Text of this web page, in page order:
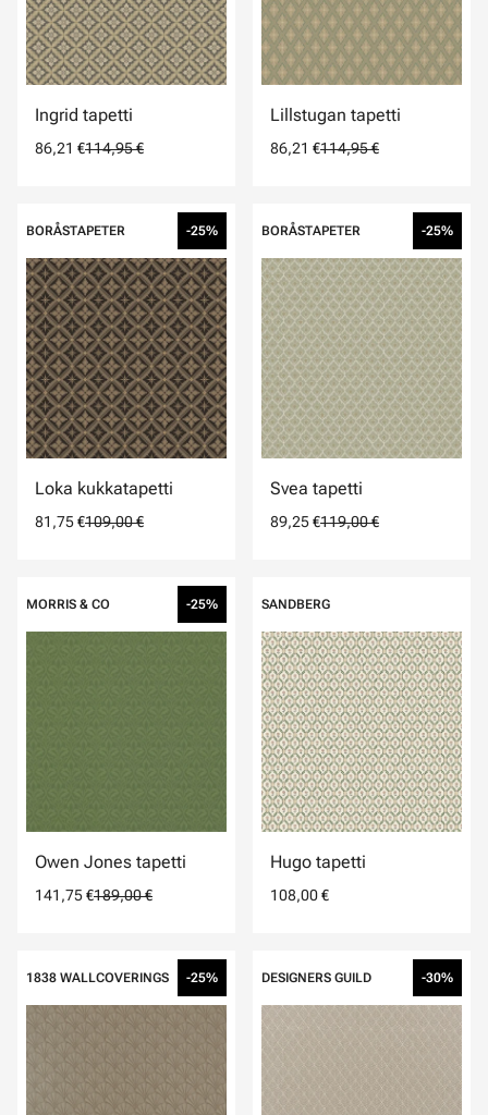
Ingrid tapetti
86,21 €114,95 €
Lillstugan tapetti
86,21 €114,95 €
BORÅSTAPETER -25%
Loka kukkatapetti
81,75 €109,00 €
BORÅSTAPETER -25%
Svea tapetti
89,25 €119,00 €
MORRIS & CO -25%
Owen Jones tapetti
141,75 €189,00 €
SANDBERG
Hugo tapetti
108,00 €
1838 WALLCOVERINGS -25% DESIGNERS GUILD -30%